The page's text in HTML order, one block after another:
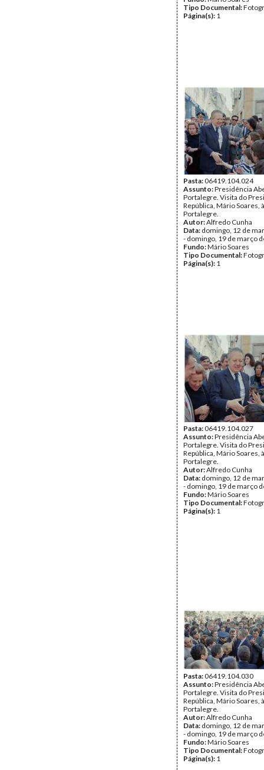
Tipo Documental:
Página(s): 1
Pasta:06419.104.024
Assunto:Presidência
Portalegre. Visita do
República, Mário Soares,
Portalegre.
Autor:Alfredo Cunha
Data: domingo, 12 de
- domingo, 19 de março
Fundo:Mário Soares
Tipo Documental:
Página(s): 1
Pasta:06419.104.027
Assunto:Presidência
Portalegre. Visita do
República, Mário Soares,
Portalegre.
Autor:Alfredo Cunha
Data: domingo, 12 de
- domingo, 19 de março
Fundo:Mário Soares
Tipo Documental:
Página(s): 1
Pasta:06419.104.030
Assunto:Presidência
Portalegre. Visita do
República, Mário Soares,
Portalegre.
Autor:Alfredo Cunha
Data: domingo, 12 de
- domingo, 19 de março
Fundo:Mário Soares
Tipo Documental:
Página(s): 1